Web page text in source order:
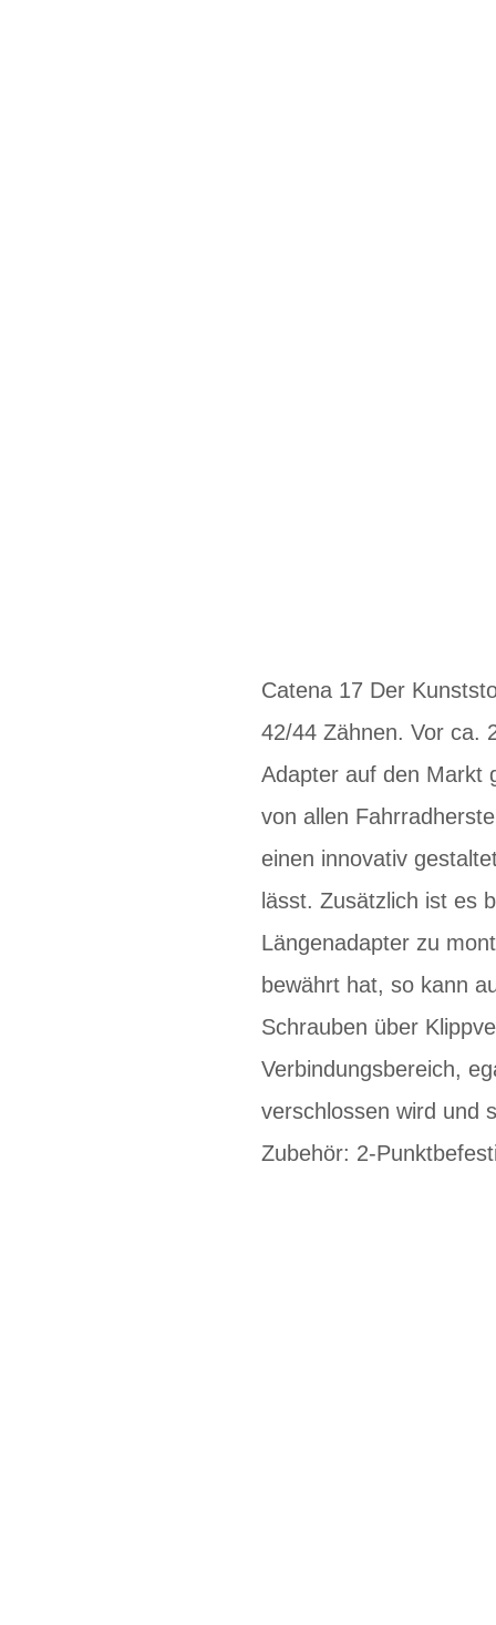
Catena 17 Der
42/44 Zähnen. Vor ca.
Adapter auf den Markt
von allen
einen innovativ
lässt. Zusätzlich ist es
Längenadapter zu
bewährt hat, so kann
Schrauben über
Verbindungsbereich,
verschlossen wird und
Zubehör: 2-